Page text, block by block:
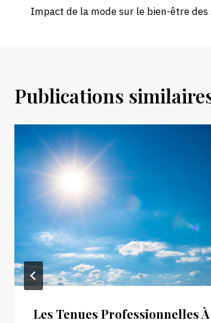
de
Impact de la mode sur le bien-être des
Publications
Les Tenues Professionnelles À